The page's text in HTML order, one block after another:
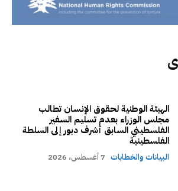
الهيئة الوطنية لحقوق الإنسان تطالب
مجلس الوزراء بعدم تسليم السفير
الفلسطيني السابق أشرف دبور إلى السلطة
الفلسطينية
البيانات والخطابات 7 أغسطس، 2026